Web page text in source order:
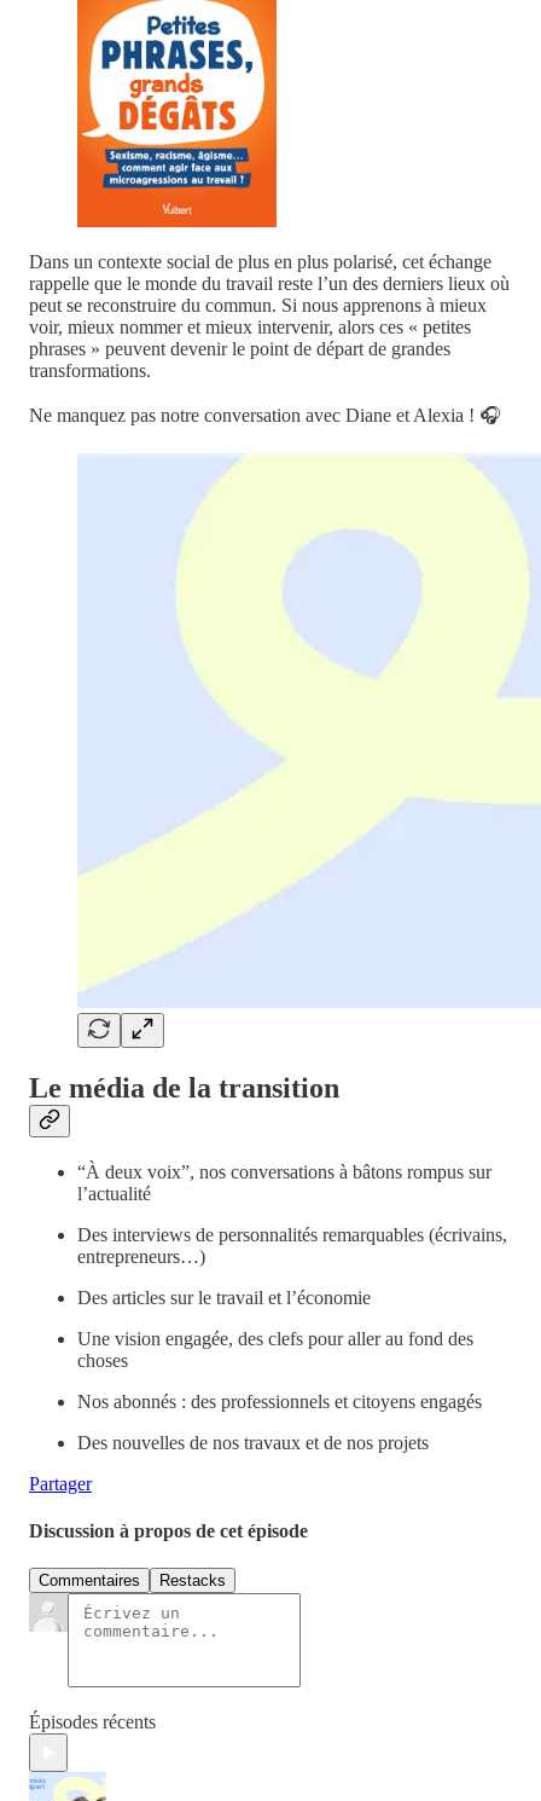
Dans un contexte social de plus en plus polarisé, cet échange
rappelle que le monde du travail reste l’un des derniers lieux où
peut se reconstruire du commun. Si nous apprenons à mieux
voir, mieux nommer et mieux intervenir, alors ces « petites
phrases » peuvent devenir le point de départ de grandes
transformations.
Ne manquez pas notre conversation avec Diane et Alexia ! 🎧
Le média de la transition
“À deux voix”, nos conversations à bâtons rompus sur
l’actualité
Des interviews de personnalités remarquables (écrivains,
entrepreneurs…)
Des articles sur le travail et l’économie
Une vision engagée, des clefs pour aller au fond des
choses
Nos abonnés : des professionnels et citoyens engagés
Des nouvelles de nos travaux et de nos projets
Partager
Discussion à propos de cet épisode
Commentaires Restacks
Épisodes récents